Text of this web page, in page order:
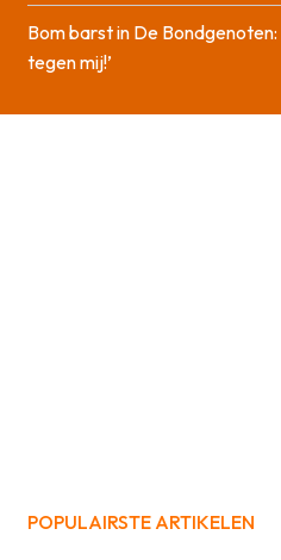
Bom barst in De
tegen mij!’
POPULAIRSTE ARTIKELEN